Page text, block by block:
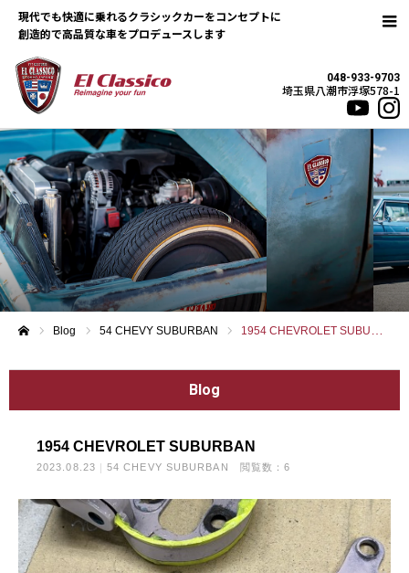
現代でも快適に乗れるクラシックカーをコンセプトに
048-933-9703
埼玉県八潮市浮塚578-1
Blog 54 CHEVY SUBURBAN 1954 CHEVROLET SUBURBAN
Blog
1954 CHEVROLET SUBURBAN
2023.08.23 54 CHEVY SUBURBAN 閲覧数：6